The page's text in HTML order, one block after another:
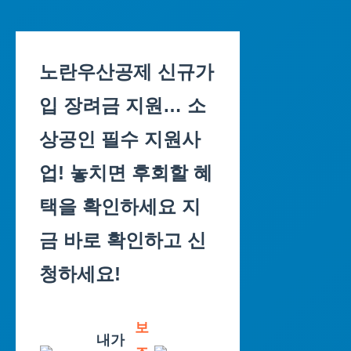
노란우산공제 신규가
입 장려금 지원… 소
상공인 필수 지원사
업! 놓치면 후회할 혜
택을 확인하세요 지
금 바로 확인하고 신
청하세요!
내가
보